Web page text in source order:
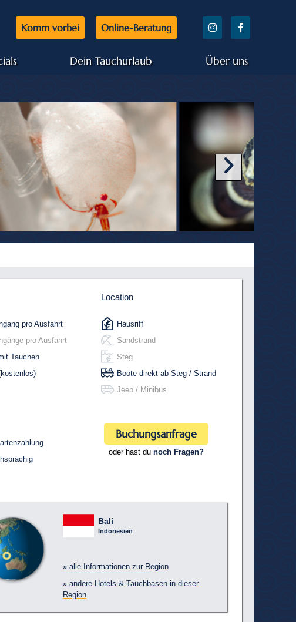
Komm vorbei Online-Beratung
Dein Tauchurlaub Über uns
pro Ausfahrt
pro Ausfahrt
Tauchen
Location
Hausriff
Sandstrand
Steg
Boote direkt ab Steg / Strand
Jeep / Minibus
Bali
Indonesien
» alle Informationen zur Region
» andere Hotels & Tauchbasen in dieser
Region
Buchungsanfrage
oder hast du noch Fragen?